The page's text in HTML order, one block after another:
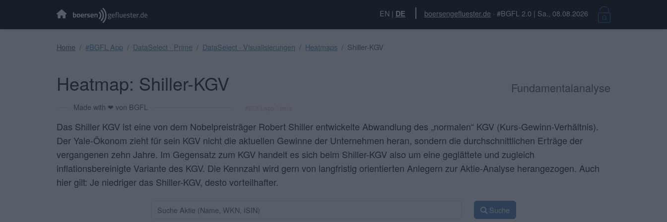
EN | DE boersengefluester.de · #BGFL 2.0 | Sa., 08.08.2026
Home #BGFL App DataSelect · Prime DataSelect · Visualisierungen Heatmaps Shiller-KGV
Heatmap: Shiller-KGV Fundamentalanalyse
Made with ❤ von BGFL
Das Shiller KGV ist eine von dem Nobelpreisträger Robert Shiller entwickelte Abwandlung des „normalen“ KGV (Kurs-Gewinn-Verhältnis).
Der Yale-Ökonom zieht für sein KGV nicht die aktuellen Gewinne der Unternehmen heran, sondern die durchschnittlichen Erträge der
vergangenen zehn Jahre. Im Gegensatz zum KGV handelt es sich beim Shiller-KGV also um eine geglättete und zugleich
inflationsbereinigte Variante des KGV. Die Kennzahl wird gern von langfristig orientierten Anlegern zur Aktie-Analyse herangezogen. Auch
hier gilt: Je niedriger das Shiller-KGV, desto vorteilhafter.
Suche